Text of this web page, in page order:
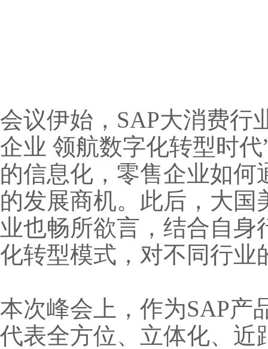
会议伊始，SAP大消费行
企业 领航数字化转型时
的信息化，零售企业如
的发展商机。此后，大
业也畅所欲言，结合自
化转型模式，对不同行业
本次峰会上，作为SAP产
代表全方位、立体化、近